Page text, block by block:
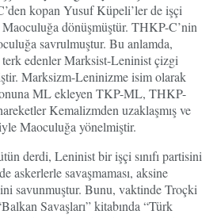
kopan Yusuf Küpeli’ler de işçi
dönüşmüştür. THKP-C’nin
savrulmuştur. Bu anlamda,
edenler Marksist-Leninist çizgi
Marksizm-Leninizme isim olarak
ML ekleyen TKP-ML, THKP-
Kemalizmden uzaklaşmış ve
Maoculuğa yönelmiştir.
derdi, Leninist bir işçi sınıfı partisini
askerlerle savaşmaması, aksine
savunmuştur. Bunu, vaktinde Troçki
Savaşları” kitabında “Türk